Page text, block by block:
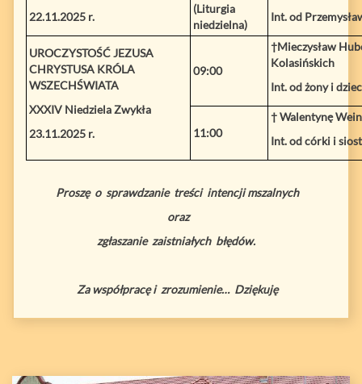
22.11.2025 r.
(Liturgia
niedzielna)
Int. od
UROCZYSTOŚĆ JEZUSA
CHRYSTUSA KRÓLA
WSZECHŚWIATA
XXXIV Niedziela Zwykła
23.11.2025 r.
09:00
†Mieczysław
Kolasińskich
Int. od żony i
11:00
† Walentynę
Int. od córki i
Proszę o sprawdzanie treści intencji mszalnych
oraz
zgłaszanie zaistniałych błędów.
Za współpracę i zrozumienie… Dziękuję